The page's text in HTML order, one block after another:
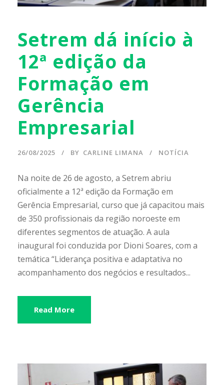
Setrem dá início à
12ª edição da
Formação em
Gerência
Empresarial
26/08/2025 BY CARLINE LIMANA NOTÍCIA
Na noite de 26 de agosto, a Setrem abriu
oficialmente a 12ª edição da Formação em
Gerência Empresarial, curso que já capacitou mais
de 350 profissionais da região noroeste em
diferentes segmentos de atuação. A aula
inaugural foi conduzida por Dioni Soares, com a
temática “Liderança positiva e adaptativa no
acompanhamento dos negócios e resultados...
Read More